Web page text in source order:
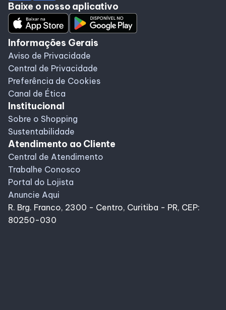
Baixe o nosso aplicativo
Informações Gerais
Aviso de Privacidade
Central de Privacidade
Preferência de Cookies
Canal de Ética
Institucional
Sobre o Shopping
Sustentabilidade
Atendimento ao Cliente
Central de Atendimento
Trabalhe Conosco
Portal do Lojista
Anuncie Aqui
R. Brg. Franco, 2300 - Centro, Curitiba - PR, CEP:
80250-030